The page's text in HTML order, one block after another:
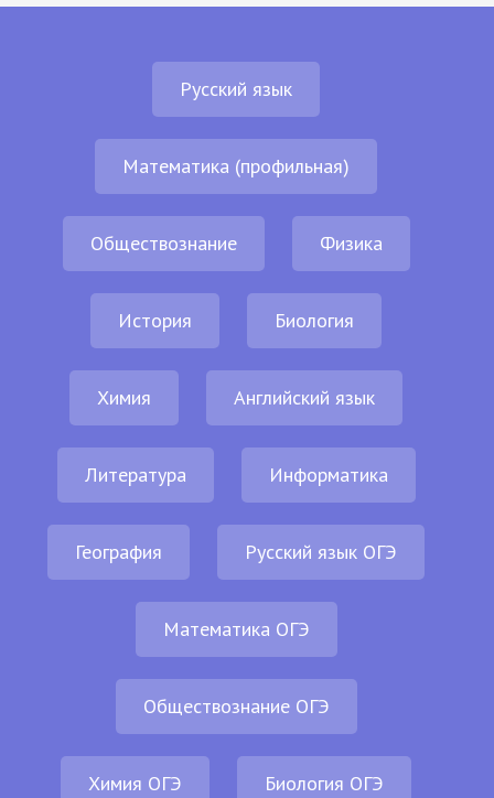
Русский язык
Математика (профильная)
Обществознание Физика
История Биология
Химия Английский язык
Литература Информатика
География Русский язык ОГЭ
Математика ОГЭ
Обществознание ОГЭ
Химия ОГЭ Биология ОГЭ